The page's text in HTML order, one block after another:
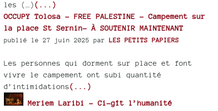
les (…) (...)
OCCUPY Tolosa - FREE PALESTINE - Campement sur
la place St Sernin- À SOUTENIR MAINTENANT
publié le 27 juin 2025 par LES PETITS PAPIERS
Les personnes qui dorment sur place et font
vivre le campement ont subi quantité
d’intimidations(...)
Meriem Laribi - Ci-gît l’humanité